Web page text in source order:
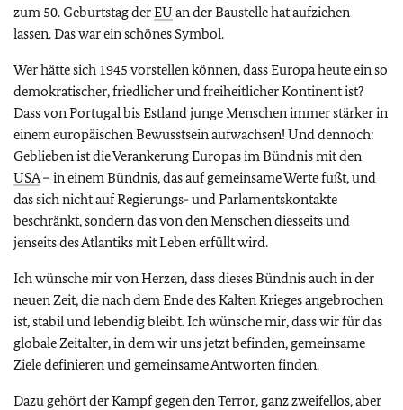
zum 50. Geburtstag derEU an der Baustelle hat aufziehen
lassen. Das war ein schönes Symbol.
Wer hätte sich 1945 vorstellen können, dass Europa heute ein so
demokratischer, friedlicher und freiheitlicher Kontinent ist?
Dass von Portugal bis Estland junge Menschen immer stärker in
einem europäischen Bewusstsein aufwachsen! Und dennoch:
Geblieben ist die Verankerung Europas im Bündnis mit den
USA– in einem Bündnis, das auf gemeinsame Werte fußt, und
das sich nicht auf Regierungs- und Parlamentskontakte
beschränkt, sondern das von den Menschen diesseits und
jenseits des Atlantiks mit Leben erfüllt wird.
Ich wünsche mir von Herzen, dass dieses Bündnis auch in der
neuen Zeit, die nach dem Ende des Kalten Krieges angebrochen
ist, stabil und lebendig bleibt. Ich wünsche mir, dass wir für das
globale Zeitalter, in dem wir uns jetzt befinden, gemeinsame
Ziele definieren und gemeinsame Antworten finden.
Dazu gehört der Kampf gegen den Terror, ganz zweifellos, aber